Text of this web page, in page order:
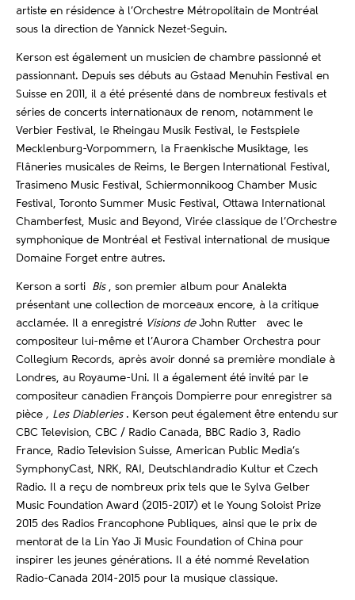
artiste en résidence à l’Orchestre Métropolitain de Montréal
sous la direction de Yannick Nezet-Seguin.
Kerson est également un musicien de chambre passionné et
passionnant. Depuis ses débuts au Gstaad Menuhin Festival en
Suisse en 2011, il a été présenté dans de nombreux festivals et
séries de concerts internationaux de renom, notamment le
Verbier Festival, le Rheingau Musik Festival, le Festspiele
Mecklenburg-Vorpommern, la Fraenkische Musiktage, les
Flâneries musicales de Reims, le Bergen International Festival,
Trasimeno Music Festival, Schiermonnikoog Chamber Music
Festival, Toronto Summer Music Festival, Ottawa International
Chamberfest, Music and Beyond, Virée classique de l’Orchestre
symphonique de Montréal et Festival international de musique
Domaine Forget entre autres.
Kerson a sorti Bis, son premier album pour Analekta
présentant une collection de morceaux encore, à la critique
acclamée. Il a enregistré Visions deJohn Rutter avec le
compositeur lui-même et l’Aurora Chamber Orchestra pour
Collegium Records, après avoir donné sa première mondiale à
Londres, au Royaume-Uni. Il a également été invité par le
compositeur canadien François Dompierre pour enregistrer sa
pièce , Les Diableries . Kerson peut également être entendu sur
CBC Television, CBC / Radio Canada, BBC Radio 3, Radio
France, Radio Television Suisse, American Public Media’s
SymphonyCast, NRK, RAI, Deutschlandradio Kultur et Czech
Radio. Il a reçu de nombreux prix tels que le Sylva Gelber
Music Foundation Award (2015-2017) et le Young Soloist Prize
2015 des Radios Francophone Publiques, ainsi que le prix de
mentorat de la Lin Yao Ji Music Foundation of China pour
inspirer les jeunes générations. Il a été nommé Revelation
Radio-Canada 2014-2015 pour la musique classique.